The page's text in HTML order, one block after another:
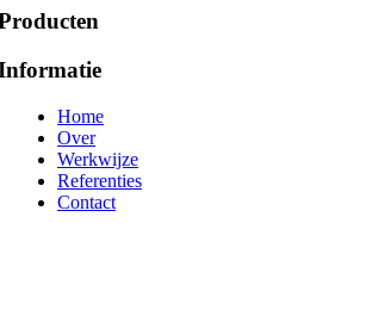
Home
Over
Werkwijze
Referenties
Contact